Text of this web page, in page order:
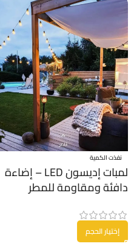
نفذت الكمية
لمبات إديسون LED – إضاءة
دافئة ومقاومة للمطر
إختيار الحجم